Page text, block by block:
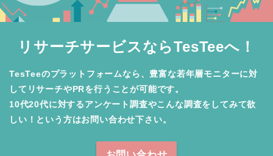
リサーチサービスならTesTeeへ！
TesTeeのプラットフォームなら、豊富な若年層モニターに対
してリサーチやPRを行うことが可能です。
10代20代に対するアンケート調査やこんな調査をしてみて欲
しい！という方はお問い合わせ下さい。